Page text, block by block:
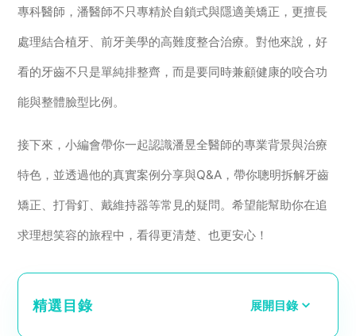
專科醫師，潘醫師不只專精於自鎖式與隱適美矯正，更擅長
處理結合植牙、前牙美學的高難度整合治療。對他來說，好
看的牙齒不只是單純排整齊，而是要同時兼顧健康的咬合功
能與整體臉型比例。
接下來，小編會帶你一起認識潘昱全醫師的專業背景與治療
特色，並透過他的真實案例分享與Q&A，帶你聰明拆解牙齒
矯正、打骨釘、戴維持器等常見的疑問。希望能幫助你在追
求理想笑容的旅程中，看得更清楚、也更安心！
精選目錄 展開目錄